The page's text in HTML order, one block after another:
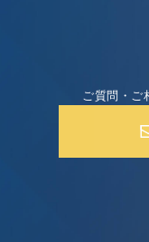
ご質問・ご